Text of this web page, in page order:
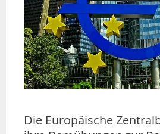
Die Europäische